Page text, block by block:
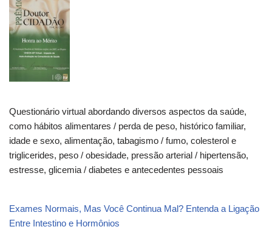
Questionário virtual abordando diversos aspectos da saúde,
como hábitos alimentares / perda de peso, histórico familiar,
idade e sexo, alimentação, tabagismo / fumo, colesterol e
triglicerides, peso / obesidade, pressão arterial / hipertensão,
estresse, glicemia / diabetes e antecedentes pessoais
Exames Normais, Mas Você Continua Mal? Entenda a Ligação
Entre Intestino e Hormônios